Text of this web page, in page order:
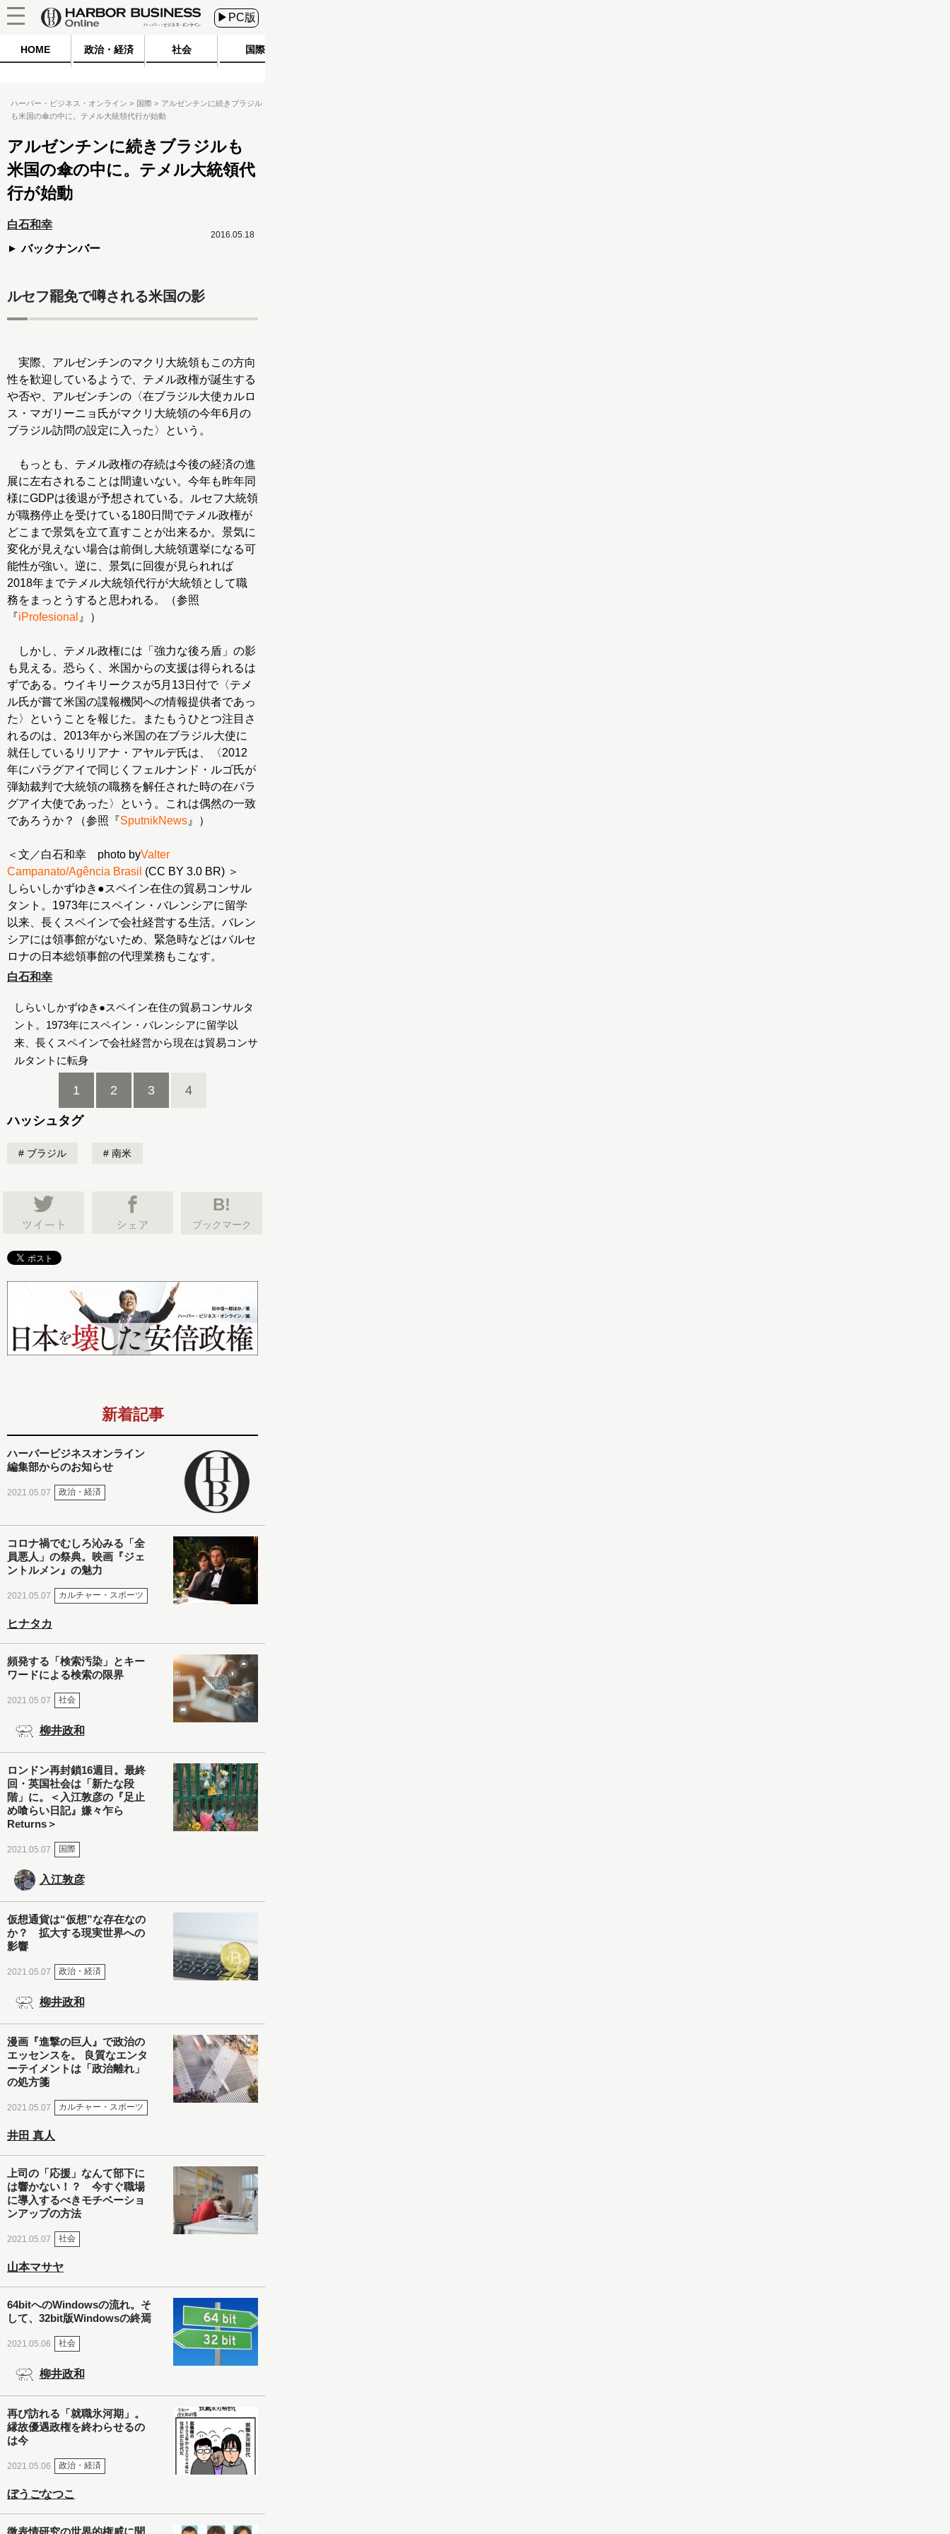
▶PC版
HOME 政治・経済 社会 国際
ハーバー・ビジネス・オンライン 国際
アルゼンチンに続きブラジル
も米国の傘の中に。テメル大統領代行が始動
アルゼンチンに続きブラジルも
米国の傘の中に。テメル大統領代
行が始動
白石和幸
バックナンバー
2016.05.18
ルセフ罷免で噂される米国の影
実際、アルゼンチンのマクリ大統領もこの方向
性を歓迎しているようで、テメル政権が誕生する
や否や、アルゼンチンの〈在ブラジル大使カルロ
ス・マガリーニョ氏がマクリ大統領の今年6月の
ブラジル訪問の設定に入った〉という。
もっとも、テメル政権の存続は今後の経済の進
展に左右されることは間違いない。今年も昨年同
様にGDPは後退が予想されている。ルセフ大統領
が職務停止を受けている180日間でテメル政権が
どこまで景気を立て直すことが出来るか。景気に
変化が見えない場合は前倒し大統領選挙になる可
能性が強い。逆に、景気に回復が見られれば
2018年までテメル大統領代行が大統領として職
務をまっとうすると思われる。（参照
『iProfesional 』）
しかし、テメル政権には「強力な後ろ盾」の影
も見える。恐らく、米国からの支援は得られるは
ずである。ウイキリークスが5月13日付で〈テメ
ル氏が嘗て米国の諜報機関への情報提供者であっ
た〉ということを報じた。またもうひとつ注目さ
れるのは、2013年から米国の在ブラジル大使に
就任しているリリアナ・アヤルデ氏は、〈2012
年にパラグアイで同じくフェルナンド・ルゴ氏が
弾劾裁判で大統領の職務を解任された時の在パラ
グアイ大使であった〉という。これは偶然の一致
であろうか？（参照『SputnikNews 』）
＜文／白石和幸 photo byValter
Campanato/Agência Brasil (CC BY 3.0 BR) ＞
しらいしかずゆき●スペイン在住の貿易コンサル
タント。1973年にスペイン・バレンシアに留学
以来、長くスペインで会社経営する生活。バレン
シアには領事館がないため、緊急時などはバルセ
ロナの日本総領事館の代理業務もこなす。
白石和幸
しらいしかずゆき●スペイン在住の貿易コンサルタ
ント。1973年にスペイン・バレンシアに留学以
来、長くスペインで会社経営から現在は貿易コンサ
ルタントに転身
1 2 3 4
ハッシュタグ
ブラジル 南米
B!
ブックマーク
新着記事
ハーバービジネスオンライン
編集部からのお知らせ
2021.05.07 政治・経済
コロナ禍でむしろ沁みる「全
員悪人」の祭典。映画『ジェ
ントルメン』の魅力
2021.05.07 カルチャー・スポーツ
ヒナタカ
頻発する「検索汚染」とキー
ワードによる検索の限界
2021.05.07 社会
柳井政和
ロンドン再封鎖16週目。最終
回・英国社会は「新たな段
階」に。＜入江敦彦の『足止
め喰らい日記』嫌々乍ら
Returns＞
2021.05.07 国際
入江敦彦
仮想通貨は“仮想”な存在なの
か？ 拡大する現実世界への
影響
2021.05.07 政治・経済
柳井政和
漫画『進撃の巨人』で政治の
エッセンスを。 良質なエンタ
ーテイメントは「政治離れ」
の処方箋
2021.05.07 カルチャー・スポーツ
井田 真人
上司の「応援」なんて部下に
は響かない！？ 今すぐ職場
に導入するべきモチベーショ
ンアップの方法
2021.05.07 社会
山本マサヤ
64bitへのWindowsの流れ。そ
して、32bit版Windowsの終焉
2021.05.06 社会
柳井政和
再び訪れる「就職氷河期」。
縁故優遇政権を終わらせるの
は今
2021.05.06 政治・経済
ぼうごなつこ
微表情研究の世界的権威に聞